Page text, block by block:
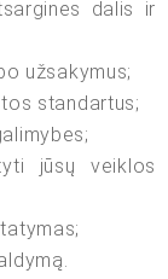
dalis ir
užsakymus;
standartus;
jūsų veiklos